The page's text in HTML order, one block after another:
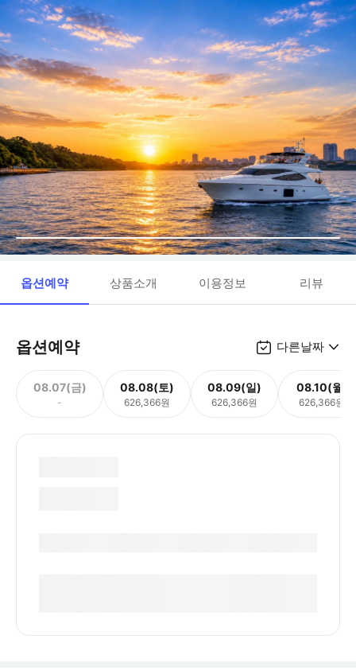
옵션예약 상품소개 이용정보 리뷰
옵션예약 다른날짜
08.07(금)
-
08.08(토)
626,366원
08.09(일)
626,366원
08.10(월)
626,366원